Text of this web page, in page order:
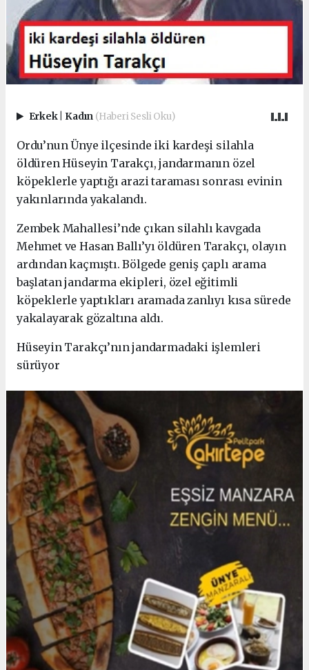
Erkek Kadın (Haberi Sesli Oku)
Ordu’nun Ünye ilçesinde iki kardeşi silahla
öldüren Hüseyin Tarakçı, jandarmanın özel
köpeklerle yaptığı arazi taraması sonrası evinin
yakınlarında yakalandı.
Zembek Mahallesi’nde çıkan silahlı kavgada
Mehmet ve Hasan Ballı’yı öldüren Tarakçı, olayın
ardından kaçmıştı. Bölgede geniş çaplı arama
başlatan jandarma ekipleri, özel eğitimli
köpeklerle yaptıkları aramada zanlıyı kısa sürede
yakalayarak gözaltına aldı.
Hüseyin Tarakçı’nın jandarmadaki işlemleri
sürüyor